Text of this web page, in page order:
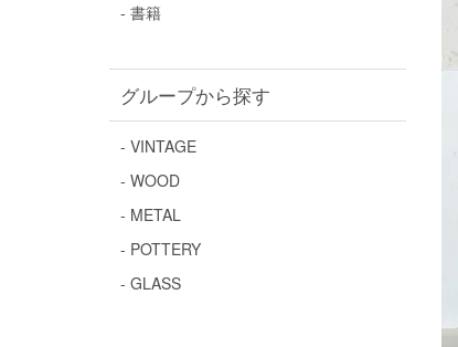
- 書籍
グループから探す
- VINTAGE
- WOOD
- METAL
- POTTERY
- GLASS